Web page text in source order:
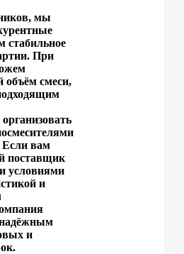
мы
стабильное
При
объём смеси,
Если вам
поставщик
условиями
и
надёжным
и